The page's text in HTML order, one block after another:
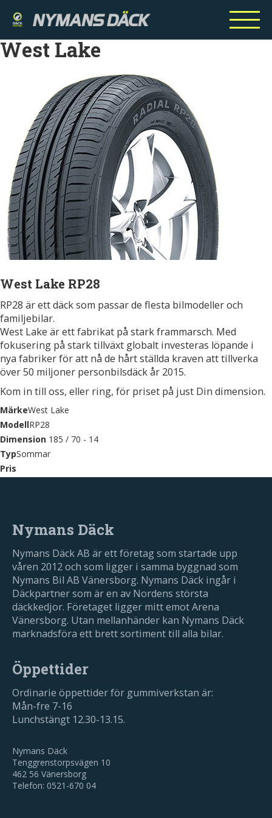
West Lake
West Lake RP28
RP28 är ett däck som passar de flesta bilmodeller och
familjebilar.
West Lake är ett fabrikat på stark frammarsch. Med
fokusering på stark tillväxt globalt investeras löpande i
nya fabriker för att nå de hårt ställda kraven att tillverka
över 50 miljoner personbilsdäck år 2015.
Kom in till oss, eller ring, för priset på just Din dimension.
MärkeWest Lake
ModellRP28
Dimension 185 / 70 - 14
TypSommar
Pris
Nymans Däck
Nymans Däck AB är ett företag som startade upp
våren 2012 och som ligger i samma byggnad som
Nymans Bil AB Vänersborg. Nymans Däck ingår i
Däckpartner som är en av Nordens största
däckkedjor. Företaget ligger mitt emot Arena
Vänersborg. Utan mellanhänder kan Nymans Däck
marknadsföra ett brett sortiment till alla bilar.
Öppettider
Ordinarie öppettider för gummiverkstan är:
Mån-fre 7-16
Lunchstängt 12.30-13.15.
Nymans Däck
Tenggrenstorpsvägen 10
462 56 Vänersborg
Telefon: 0521-670 04